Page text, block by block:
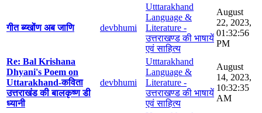
गीत ब्य्खोंण अब जाणि devbhumi
Utttarakhand
Language &
Literature -
उत्तराखण्ड की भाषायें
एवं साहित्य
August
22, 2023,
01:32:56
PM
Re: Bal Krishana
Dhyani's Poem on
Uttarakhand-कविता
उत्तराखंड की बालकृष्ण डी
ध्यानी
devbhumi
Utttarakhand
Language &
Literature -
उत्तराखण्ड की भाषायें
एवं साहित्य
August
14, 2023,
10:32:35
AM